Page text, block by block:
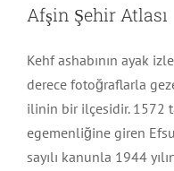
Afşin Şehir Atlası
Kehf ashabının ayak
derece fotoğraflarla
ilinin bir ilçesidir. 1572
egemenliğine giren
sayılı kanunla 1944